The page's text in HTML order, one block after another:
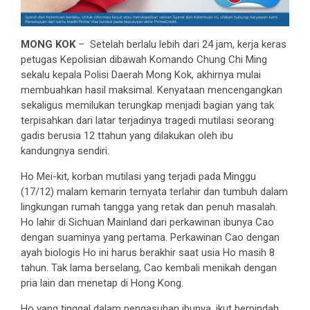
MONG KOK– Setelah berlalu lebih dari 24 jam, kerja keras
petugas Kepolisian dibawah Komando Chung Chi Ming
sekalu kepala Polisi Daerah Mong Kok, akhirnya mulai
membuahkan hasil maksimal. Kenyataan mencengangkan
sekaligus memilukan terungkap menjadi bagian yang tak
terpisahkan dari latar terjadinya tragedi mutilasi seorang
gadis berusia 12 ttahun yang dilakukan oleh ibu
kandungnya sendiri.
Ho Mei-kit, korban mutilasi yang terjadi pada Minggu
(17/12) malam kemarin ternyata terlahir dan tumbuh dalam
lingkungan rumah tangga yang retak dan penuh masalah.
Ho lahir di Sichuan Mainland dari perkawinan ibunya Cao
dengan suaminya yang pertama. Perkawinan Cao dengan
ayah biologis Ho ini harus berakhir saat usia Ho masih 8
tahun. Tak lama berselang, Cao kembali menikah dengan
pria lain dan menetap di Hong Kong.